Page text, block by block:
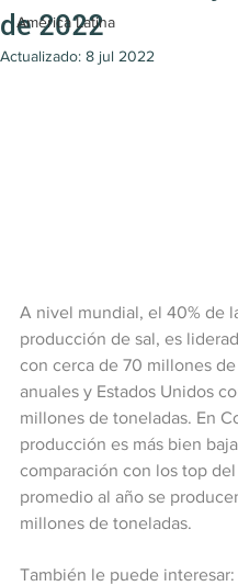
América Latina
de 2022
Actualizado: 8 jul 2022
A nivel mundial, el 40% de
producción de sal, es
con cerca de 70 millones
anuales y Estados Unidos
millones de toneladas. En
producción es más bien
comparación con los top
promedio al año se
millones de toneladas.
También le puede interesar: